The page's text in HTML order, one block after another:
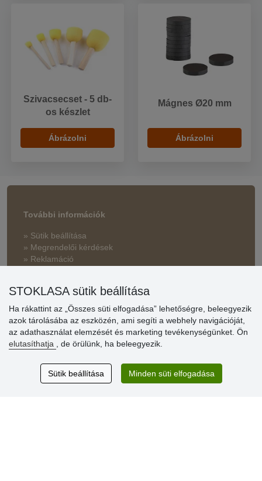
Szivacsecset - 5 db-
os készlet
Ábrázolni
Mágnes Ø20 mm
Ábrázolni
További információk
» Sütik beállítása
» Megrendelői kérdések
» Reklamáció
» Kedvezmények és jutalmak nagykereskedelmi
vásárlóinknak
» Súgó
Vásárlók
értékelése
STOKLASA sütik beállítása
Ha rákattint az „Összes süti elfogadása” lehetőségre, beleegyezik
azok tárolásába az eszközén, ami segíti a webhely navigációját,
az adathasználat elemzését és marketing tevékenységünket. Ön
elutasíthatja
, de örülünk, ha beleegyezik.
Sütik beállítása Minden süti elfogadása